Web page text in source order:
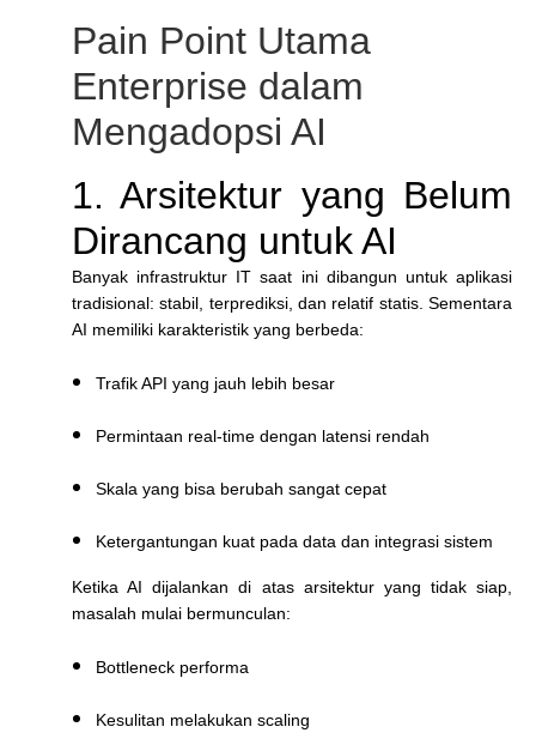
Pain Point Utama
Enterprise dalam
Mengadopsi AI
1. Arsitektur yang Belum
Dirancang untuk AI
Banyak infrastruktur IT saat ini dibangun untuk aplikasi
tradisional: stabil, terprediksi, dan relatif statis. Sementara
AI memiliki karakteristik yang berbeda:
Trafik API yang jauh lebih besar
Permintaan real-time dengan latensi rendah
Skala yang bisa berubah sangat cepat
Ketergantungan kuat pada data dan integrasi sistem
Ketika AI dijalankan di atas arsitektur yang tidak siap,
masalah mulai bermunculan:
Bottleneck performa
Kesulitan melakukan scaling